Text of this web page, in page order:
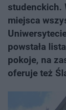
studenckich.
miejsca
powstała
pokoje, na
oferuje też